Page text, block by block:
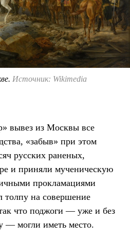
Источник: Wikimedia
вывез из Москвы все
«забыв» при этом
русских раненых,
и приняли мученическую
прокламациями
толпу на совершение
что поджоги — уже и без
— могли иметь место.